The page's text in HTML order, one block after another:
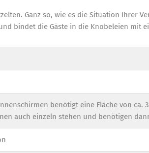
Ganz so, wie es die Situation Ihrer
bindet die Gäste in die Knobeleien mit
benötigt eine Fläche von ca.
auch einzeln stehen und benötigen